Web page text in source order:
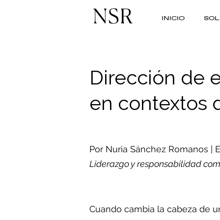
INICIO
Dirección de
en contextos
Por Nuria Sánchez Romanos |
Liderazgo y responsabilidad
Cuando cambia la cabeza de